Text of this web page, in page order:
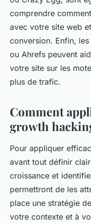
comprendre
avec votre site web
conversion. Enfin, les
ou Ahrefs peuvent
votre site sur les
plus de trafic.
Comment
growth
Pour appliquer
avant tout définir
croissance et
permettront de les
place une stratégie
votre contexte et à